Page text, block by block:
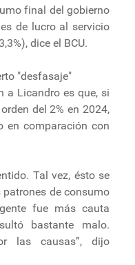
final del gobierno
de lucro al servicio
dice el BCU.
"desfasaje"
a Licandro es que, si
del 2% en 2024,
en comparación con
Tal vez, ésto se
de consumo
fue más cauta
bastante malo.
las causas”, dijo